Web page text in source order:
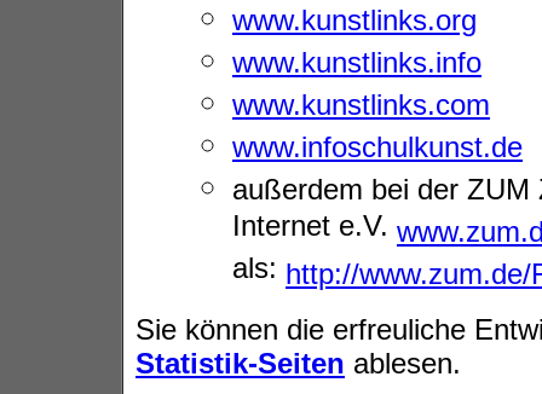
www.kunstlinks.org
www.kunstlinks.info
www.kunstlinks.com
www.infoschulkunst.de
außerdem bei der
Internet e.V.
als: http://
Sie können die erfreuliche
Statistik-Seiten ablesen.